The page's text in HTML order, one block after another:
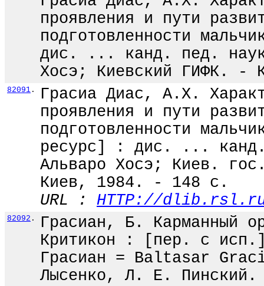
проявления и пути
подготовленности
дис. ... канд. пед. наук
Хосэ; Киевский ГИФК.
82091 .
Грасиа Диас, А.Х.
проявления и пути
подготовленности
ресурс] : дис. ... канд.
Альваро Хосэ; Киев.
Киев, 1984. - 148 с.
URL : HTTP://dlib.rsl.ru/
82092 .
Грасиан, Б. Карманный
Критикон : [пер. с
Грасиан = Baltasar
Лысенко, Л. Е.